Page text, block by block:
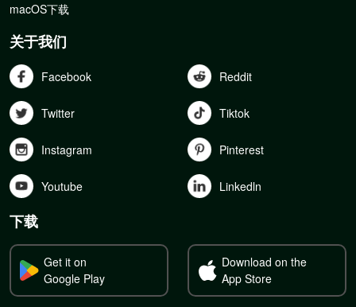
macOS下载
关于我们
Facebook Reddit
Twitter Tiktok
Instagram Pinterest
Youtube Linkedln
下载
Get it on
Google Play
Download on the
App Store